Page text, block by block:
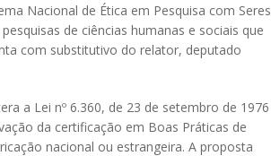
Nacional de Ética em Pesquisa com Seres
de ciências humanas e sociais que
com substitutivo do relator, deputado
a Lei nº 6.360, de 23 de setembro de 1976
da certificação em Boas Práticas de
nacional ou estrangeira. A proposta